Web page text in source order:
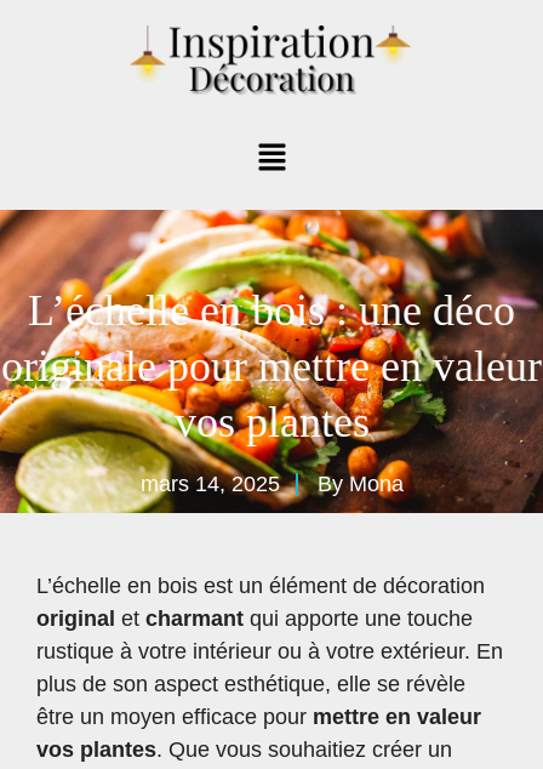
L’échelle en bois : une déco
originale pour mettre en valeur
vos plantes
mars 14, 2025 ByMona
L’échelle en bois est un élément de décoration
original et charmant qui apporte une touche
rustique à votre intérieur ou à votre extérieur. En
plus de son aspect esthétique, elle se révèle
être un moyen efficace pour mettre en valeur
vos plantes. Que vous souhaitiez créer un